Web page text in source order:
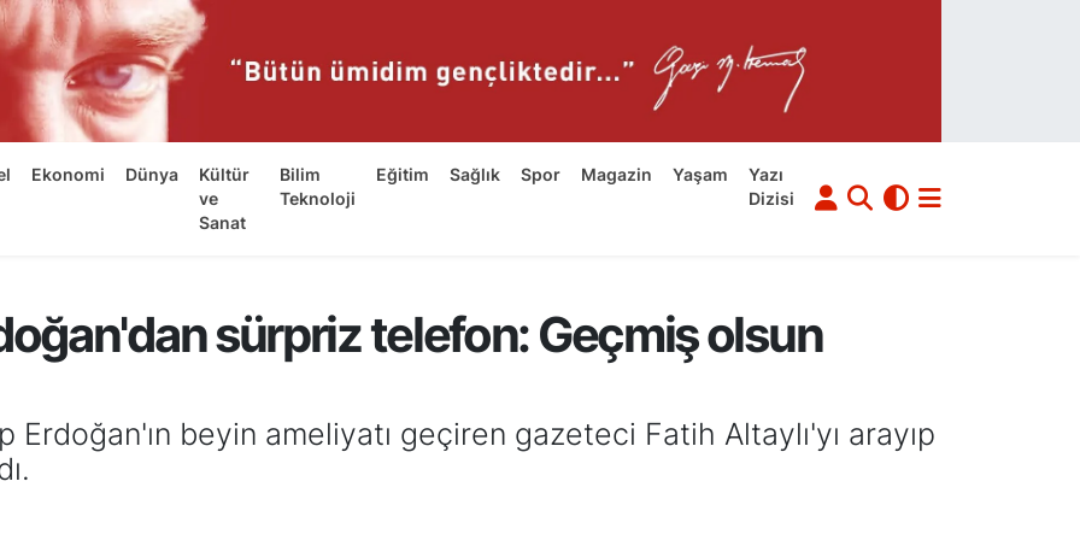
Ekonomi Dünya
Kültür
ve
Sanat
Bilim
Teknoloji
Eğitim Sağlık Spor Magazin Yaşam
Yazı
Dizisi
sürpriz telefon: Geçmiş olsun
Erdoğan'ın beyin ameliyatı geçiren gazeteci Fatih Altaylı'yı arayıp